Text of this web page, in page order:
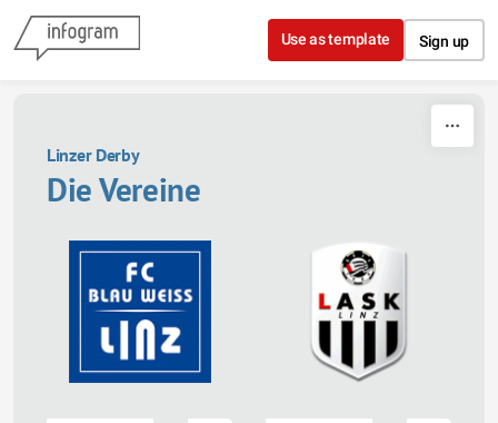
Skip to content
Use as template Sign up
Linzer Derby
Die Vereine